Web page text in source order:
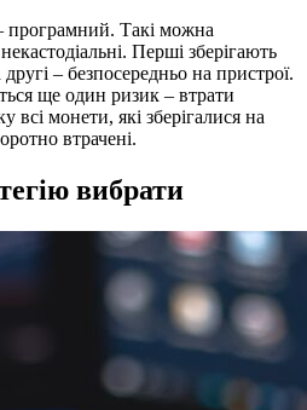
програмний. Такі можна
Перші зберігають
– безпосередньо на пристрої.
ще один ризик – втрати
монети, які зберігалися на
втрачені.
вибрати